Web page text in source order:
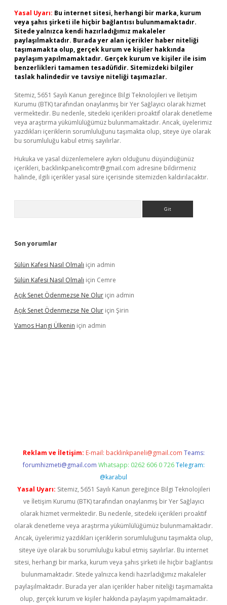
Yasal Uyarı: Bu internet sitesi, herhangi bir marka, kurum
veya şahıs şirketi ile hiçbir bağlantısı bulunmamaktadır.
Sitede yalnızca kendi hazırladığımız makaleler
paylaşılmaktadır. Burada yer alan içerikler haber niteliği
taşımamakta olup, gerçek kurum ve kişiler hakkında
paylaşım yapılmamaktadır. Gerçek kurum ve kişiler ile isim
benzerlikleri tamamen tesadüfidir. Sitemizdeki bilgiler
taslak halindedir ve tavsiye niteliği taşımazlar.
Sitemiz, 5651 Sayılı Kanun gereğince Bilgi Teknolojileri ve İletişim
Kurumu (BTK) tarafından onaylanmış bir Yer Sağlayıcı olarak hizmet
vermektedir. Bu nedenle, sitedeki içerikleri proaktif olarak denetleme
veya araştırma yükümlülüğümüz bulunmamaktadır. Ancak, üyelerimiz
yazdıkları içeriklerin sorumluluğunu taşımakta olup, siteye üye olarak
bu sorumluluğu kabul etmiş sayılırlar.
Hukuka ve yasal düzenlemelere aykırı olduğunu düşündüğünüz
içerikleri, backlinkpanelicomtr@gmail.com adresine bildirmeniz
halinde, ilgili içerikler yasal süre içerisinde sitemizden kaldırılacaktır.
Son yorumlar
Sülün Kafesi Nasıl Olmalı için admin
Sülün Kafesi Nasıl Olmalı için Cemre
Açık Senet Ödenmezse Ne Olur için admin
Açık Senet Ödenmezse Ne Olur için Şirin
Vamos Hangi Ülkenin için admin
Reklam ve İletişim: E-mail: backlinkpaneli@gmail.com Teams:
forumhizmeti@gmail.com Whatsapp: 0262 606 0 726 Telegram:
@karabul
Yasal Uyarı: Sitemiz, 5651 Sayılı Kanun gereğince Bilgi Teknolojileri
ve İletişim Kurumu (BTK) tarafından onaylanmış bir Yer Sağlayıcı
olarak hizmet vermektedir. Bu nedenle, sitedeki içerikleri proaktif
olarak denetleme veya araştırma yükümlülüğümüz bulunmamaktadır.
Ancak, üyelerimiz yazdıkları içeriklerin sorumluluğunu taşımakta olup,
siteye üye olarak bu sorumluluğu kabul etmiş sayılırlar. Bu internet
sitesi, herhangi bir marka, kurum veya şahıs şirketi ile hiçbir bağlantısı
bulunmamaktadır. Sitede yalnızca kendi hazırladığımız makaleler
paylaşılmaktadır. Burada yer alan içerikler haber niteliği taşımamakta
olup, gerçek kurum ve kişiler hakkında paylaşım yapılmamaktadır.